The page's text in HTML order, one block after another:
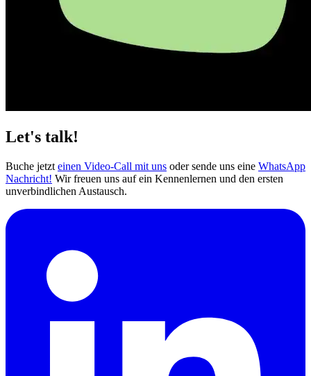
Let's talk!
Buche jetzt einen Video-Call mit uns oder sende uns eine WhatsApp
Nachricht! Wir freuen uns auf ein Kennenlernen und den ersten
unverbindlichen Austausch.